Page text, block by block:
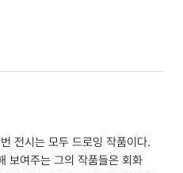
전시는 모두 드로잉 작품이다.
보여주는 그의 작품들은 회화